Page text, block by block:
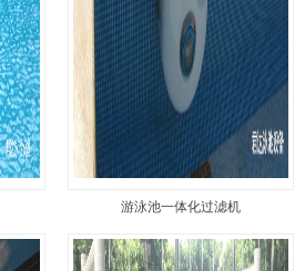
游泳池一体化过滤机